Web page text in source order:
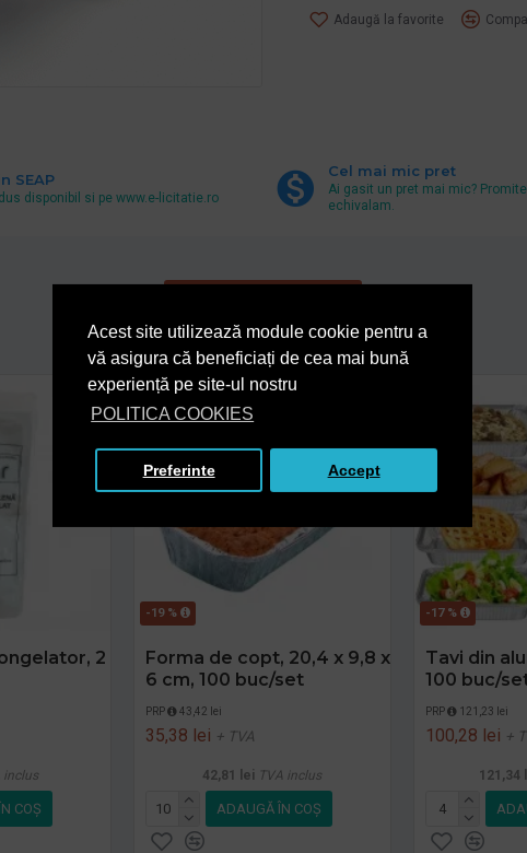
Acest site utilizează module cookie pentru a
vă asigura că beneficiați de cea mai bună
experiență pe site-ul nostru
POLITICA COOKIES
Preferinte Accept
Adaugă la favorite
SEAP
disponibil si pe www.e-licitatie.ro
Cel mai mic pret
Ai gasit un pret mai mic?
echivalam.
2
inclus
COŞ
-19 %
Forma de copt, 20,4 x 9,8 x
6 cm, 100 buc/set
PRP 43,42 lei
35,38 lei + TVA
42,81 lei TVA inclus
ADAUGĂ ÎN COŞ
-17 %
Tavi din
100 buc/
PRP 121,23 lei
100,28 lei +
121,34